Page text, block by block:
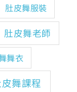
肚皮舞服裝
肚皮舞老師
舞衣
舞課程